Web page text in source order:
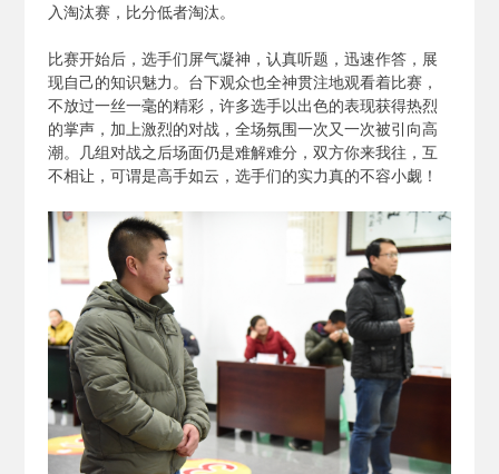
入淘汰赛，比分低者淘汰。
比赛开始后，选手们屏气凝神，认真听题，迅速作答，展
现自己的知识魅力。台下观众也全神贯注地观看着比赛，
不放过一丝一毫的精彩，许多选手以出色的表现获得热烈
的掌声，加上激烈的对战，全场氛围一次又一次被引向高
潮。几组对战之后场面仍是难解难分，双方你来我往，互
不相让，可谓是高手如云，选手们的实力真的不容小觑！